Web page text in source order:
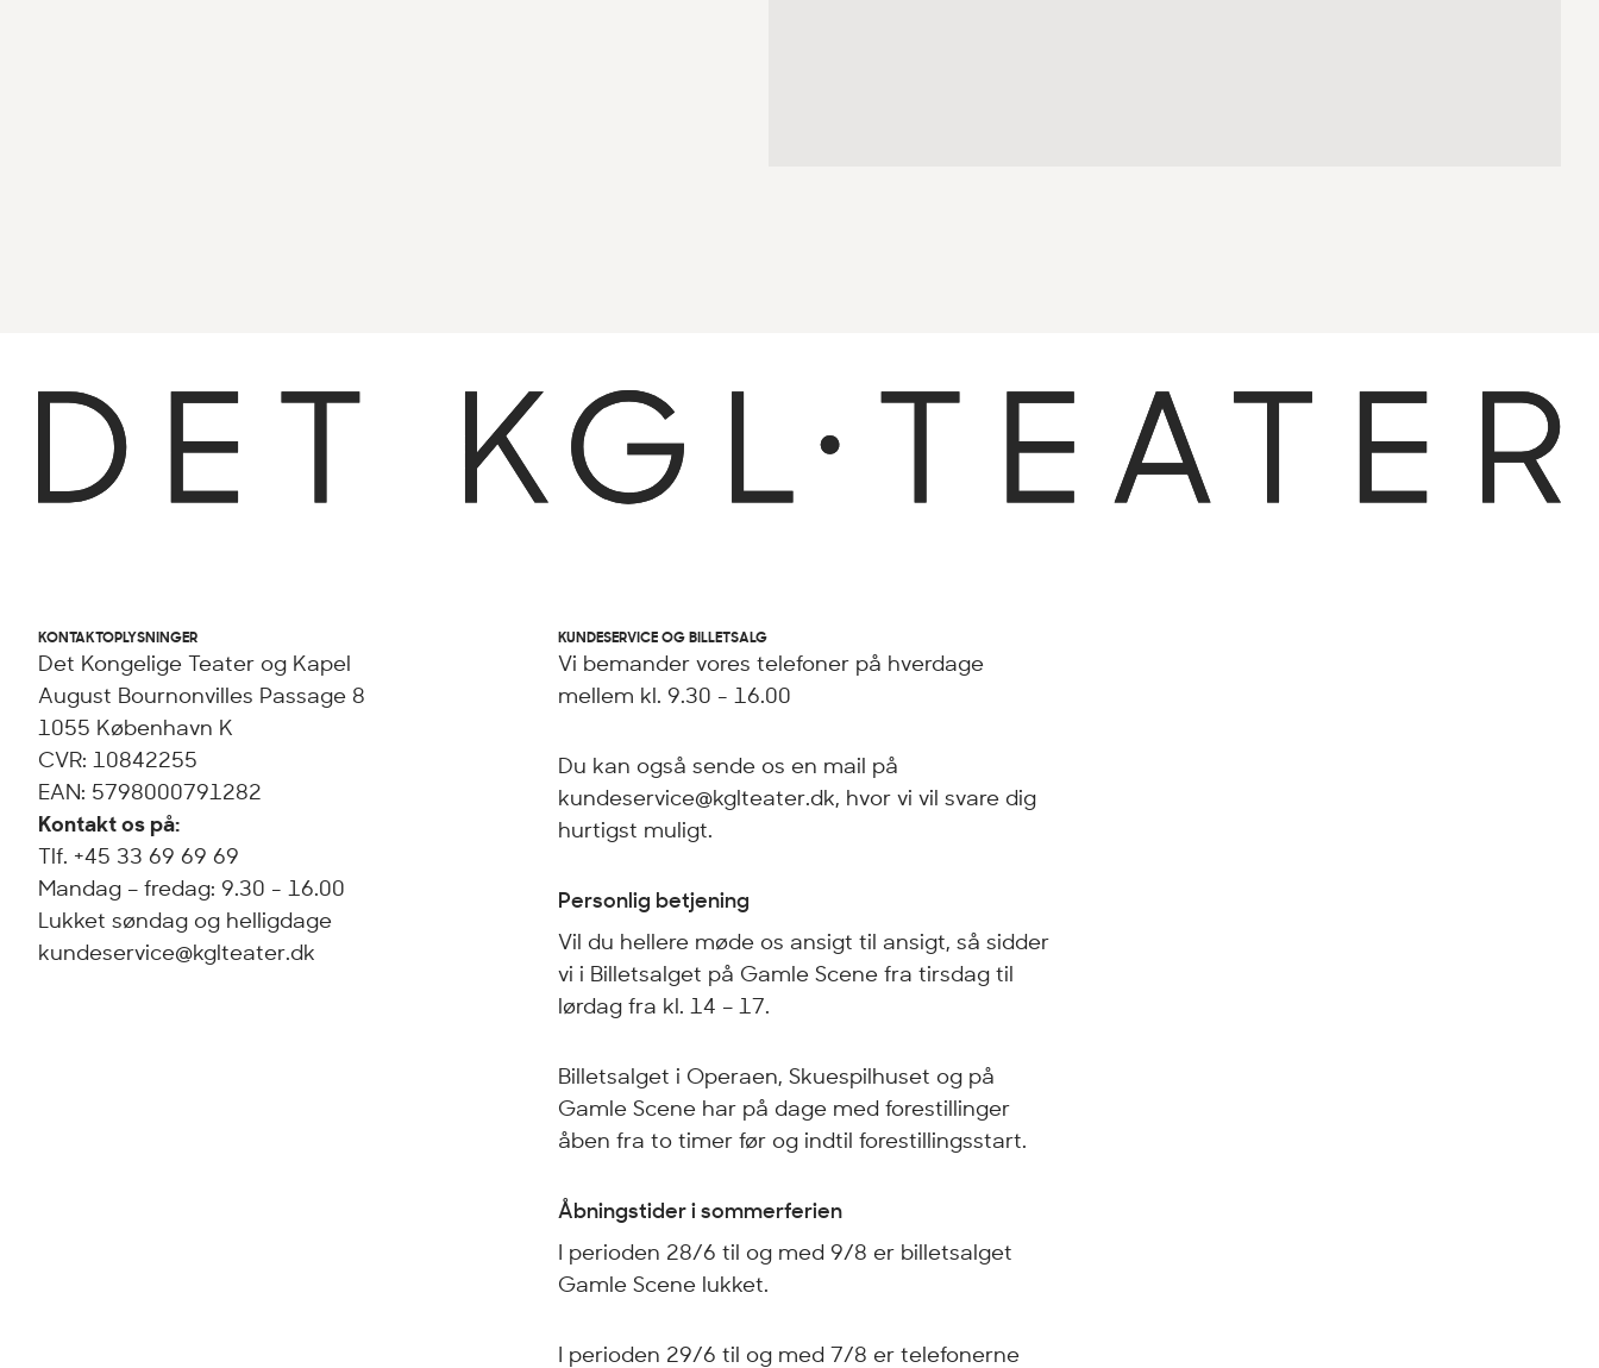
KONTAKTOPLYSNINGER
Det Kongelige Teater og Kapel
August Bournonvilles Passage 8
1055 København K
CVR: 10842255
EAN: 5798000791282
Kontakt os på:
Tlf. +45 33 69 69 69
Mandag – fredag: 9.30 - 16.00
Lukket søndag og helligdage
kundeservice@kglteater.dk
KUNDESERVICE OG BILLETSALG
Vi bemander vores telefoner på hverdage
mellem kl. 9.30 - 16.00
Du kan også sende os en mail på
kundeservice@kglteater.dk, hvor vi vil svare dig
hurtigst muligt.
Personlig betjening
Vil du hellere møde os ansigt til ansigt, så sidder
vi i Billetsalget på Gamle Scene fra tirsdag til
lørdag fra kl. 14 – 17.
Billetsalget i Operaen, Skuespilhuset og på
Gamle Scene har på dage med forestillinger
åben fra to timer før og indtil forestillingsstart.
Åbningstider i sommerferien
I perioden 28/6 til og med 9/8 er billetsalget
Gamle Scene lukket.
I perioden 29/6 til og med 7/8 er telefonerne